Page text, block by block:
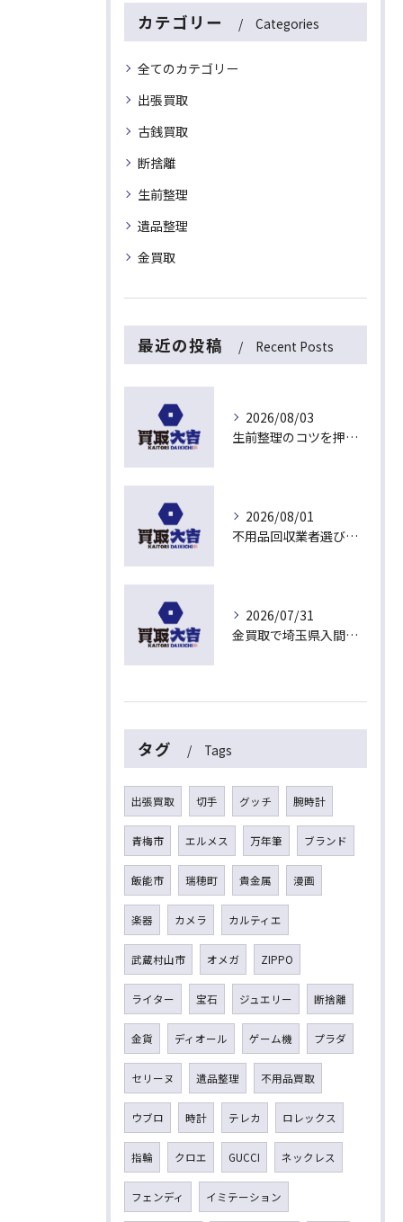
カテゴリー Categories
全てのカテゴリー
出張買取
古銭買取
断捨離
生前整理
遺品整理
金買取
最近の投稿 Recent Posts
2026/08/03
生前整理のコツを押さえて埼玉県入間市上藤沢で安心して進める方法
2026/08/01
不用品回収業者選びで失敗しないおすすめの基準と埼玉県入間市東藤沢で安心して依頼するポイント
2026/07/31
金買取で埼玉県入間市東藤沢おすすめ店の選び方と高価売却のコツ
タグ Tags
出張買取 切手 グッチ 腕時計
青梅市 エルメス 万年筆 ブランド
飯能市 瑞穂町 貴金属 漫画
楽器 カメラ カルティエ
武蔵村山市 オメガ ZIPPO
ライター 宝石 ジュエリー 断捨離
金貨 ディオール ゲーム機 プラダ
セリーヌ 遺品整理 不用品買取
ウブロ 時計 テレカ ロレックス
指輪 クロエ GUCCI ネックレス
フェンディ イミテーション